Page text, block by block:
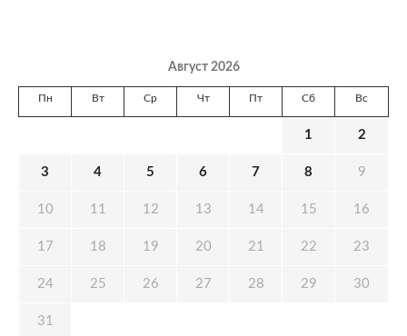
Август 2026
Пн Вт Ср Чт Пт Сб Вс
1 2
3 4 5 6 7 8 9
10 11 12 13 14 15 16
17 18 19 20 21 22 23
24 25 26 27 28 29 30
31